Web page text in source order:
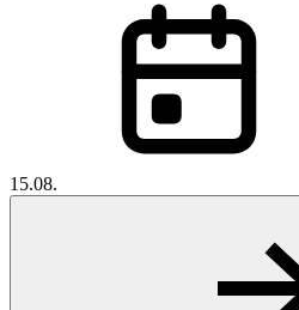
15.08.